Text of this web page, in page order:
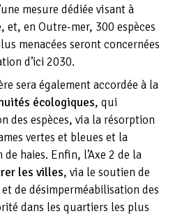
mesure dédiée visant à
en Outre-mer, 300 espèces
menacées seront concernées
d’ici 2030.
sera également accordée à la
écologiques, qui
des espèces, via la résorption
vertes et bleues et la
haies. Enfin, l’Axe 2 de la
les villes, via le soutien de
de désimperméabilisation des
dans les quartiers les plus